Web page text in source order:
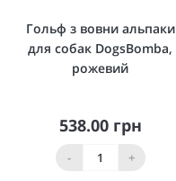
Гольф з вовни альпаки
для собак DogsBomba,
рожевий
538.00 грн
- +